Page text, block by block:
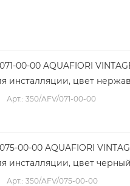
00-00 AQUAFIORI
инсталляции, цвет
Арт.: 350/AFV/071-00-00
00-00 AQUAFIORI
инсталляции, цвет черный
Арт.: 350/AFV/075-00-00